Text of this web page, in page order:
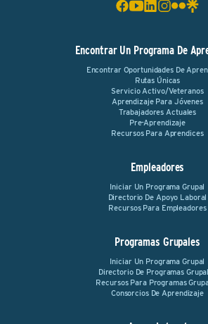
Encontrar Un Programa De
Encontrar Oportunidades De
Rutas Únicas
Servicio Activo/Veteranos
Aprendizaje Para Jóvenes
Trabajadores Actuales
Pre-Aprendizaje
Recursos Para Aprendices
Empleadores
Iniciar Un Programa Grupal
Directorio De Apoyo Laboral
Recursos Para Empleadores
Programas Grupales
Iniciar Un Programa Grupal
Directorio De Programas
Recursos Para Programas
Consorcios De Aprendizaje